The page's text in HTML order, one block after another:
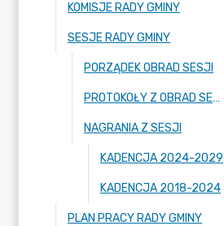
KOMISJE RADY GMINY
SESJE RADY GMINY
PORZĄDEK OBRAD SESJI
PROTOKOŁY Z OBRAD SESJI
NAGRANIA Z SESJI
KADENCJA 2024-2029
KADENCJA 2018-2024
PLAN PRACY RADY GMINY